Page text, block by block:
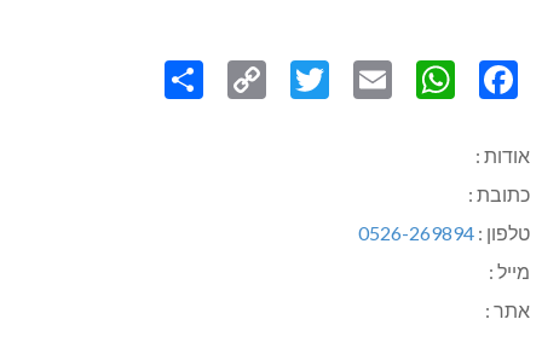
Link
אודות :
כתובת :
טלפון : 0526-269894
מייל :
אתר :